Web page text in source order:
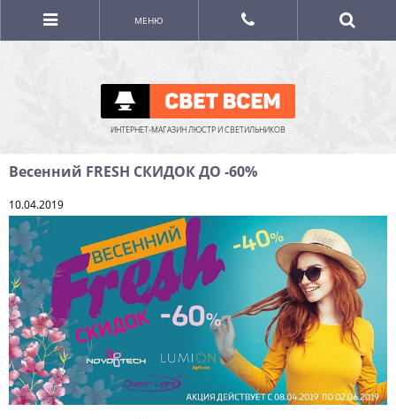
ИНТЕРНЕТ-МАГАЗИН ЛЮСТР И СВЕТИЛЬНИКОВ
МЕНЮ
Весенний FRESH СКИДОК ДО -60%
10.04.2019